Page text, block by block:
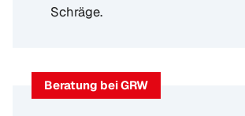
Schräge.
Beratung bei GRW